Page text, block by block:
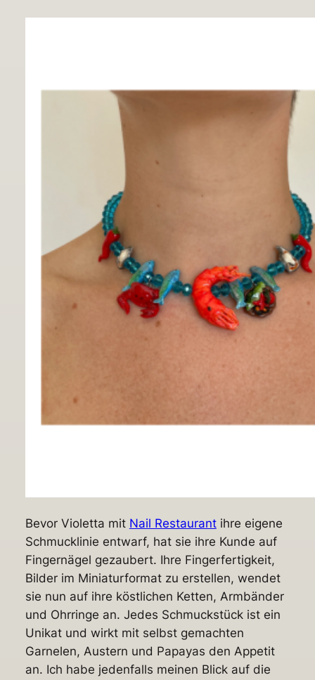
Bevor Violetta mit Nail Restaurantihre eigene
Schmucklinie entwarf, hat sie ihre Kunde auf
Fingernägel gezaubert. Ihre Fingerfertigkeit,
Bilder im Miniaturformat zu erstellen, wendet
sie nun auf ihre köstlichen Ketten, Armbänder
und Ohrringe an. Jedes Schmuckstück ist ein
Unikat und wirkt mit selbst gemachten
Garnelen, Austern und Papayas den Appetit
an. Ich habe jedenfalls meinen Blick auf die